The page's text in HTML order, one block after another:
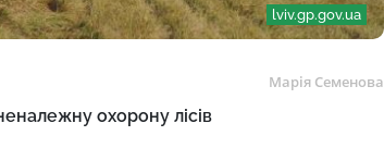
lviv.gp.gov.ua
Марія Семенова
охорону лісів